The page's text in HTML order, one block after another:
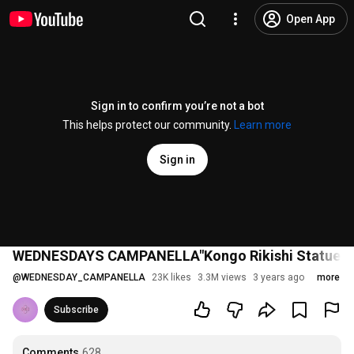
Open App
Sign in to confirm you’re not a bot
This helps protect our community.
Learn more
Sign in
WEDNESDAYS CAMPANELLA"Kongo Rikishi Statues"
@WEDNESDAY_CAMPANELLA 23K likes 3.3M views 3 years ago more
Subscribe